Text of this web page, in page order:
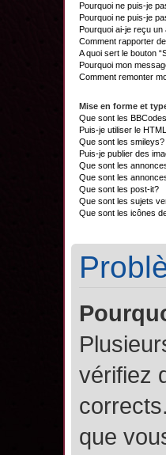
Pourquoi ne puis-je
Pourquoi ne puis-je
Pourquoi ai-je reçu
Comment rapporter
A quoi sert le bouton
Pourquoi mon
Comment remonter
Mise en forme et
Que sont les
Puis-je utiliser le
Que sont les smileys?
Puis-je publier des
Que sont les
Que sont les
Que sont les post-it?
Que sont les sujets
Que sont les icônes
vérifiez
que